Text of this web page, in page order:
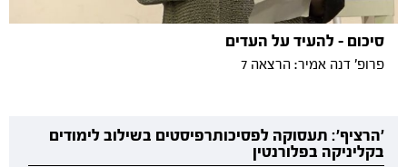
סיכום - להעיד על העדים
פרופ' דנה אמיר: הרצאה 7
'הרציף': תעסוקה לפסיכותרפיסטים בשילוב לימודים
בקליניקה בפלורנטין